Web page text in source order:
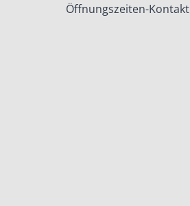
Öffnungszeiten-Kontakt